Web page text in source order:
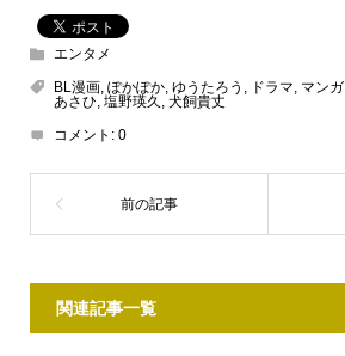
エンタメ
BL漫画, ぽかぽか, ゆうたろう ドラマ マンガ,
あさひ 塩野瑛久
犬飼貴丈
コメント: 0
関連記事一覧